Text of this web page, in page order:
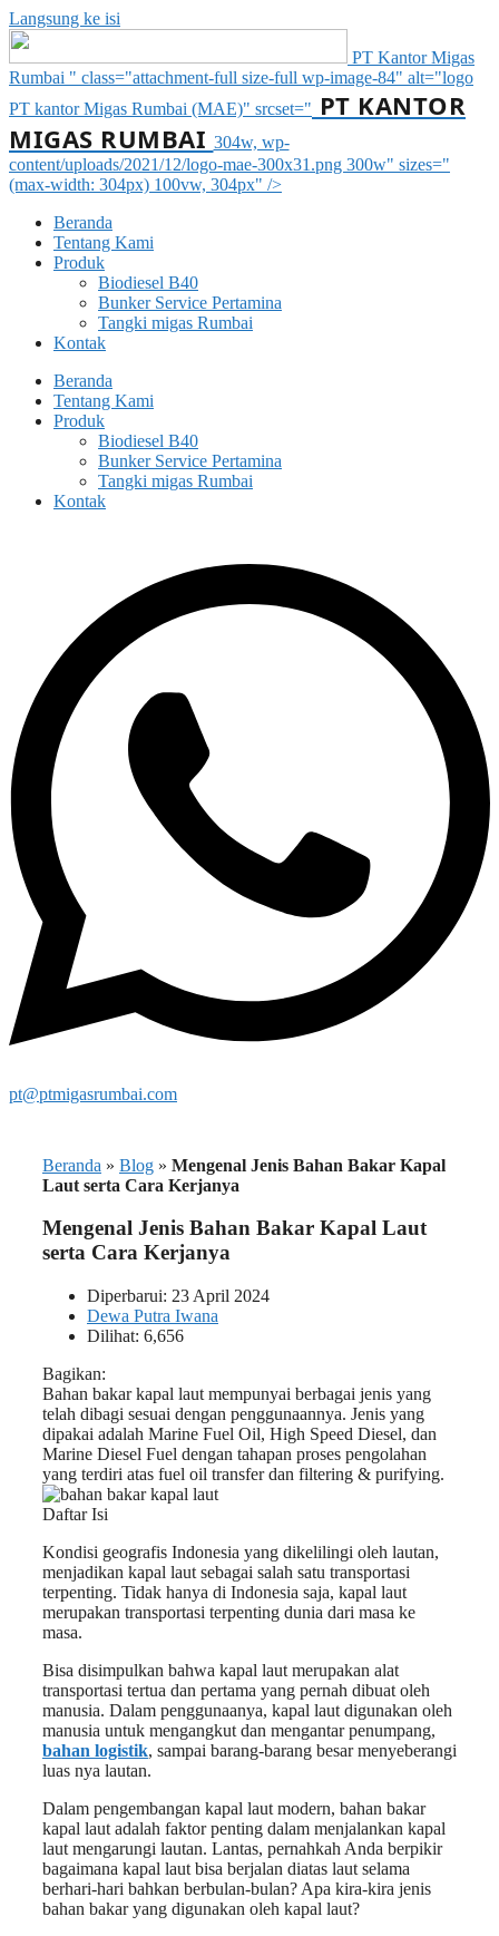
Langsung ke isi
PT Kantor Migas
Rumbai " class="attachment-full size-full wp-image-84" alt="logo
PT kantor Migas Rumbai (MAE)" srcset=" PT KANTOR
MIGAS RUMBAI 304w, wp-
content/uploads/2021/12/logo-mae-300x31.png 300w" sizes="
(max-width: 304px) 100vw, 304px" />
Beranda
Tentang Kami
Produk
Biodiesel B40
Bunker Service Pertamina
Tangki migas Rumbai
Kontak
Beranda
Tentang Kami
Produk
Biodiesel B40
Bunker Service Pertamina
Tangki migas Rumbai
Kontak
pt@ptmigasrumbai.com
Beranda » Blog » Mengenal Jenis Bahan Bakar Kapal
Laut serta Cara Kerjanya
Mengenal Jenis Bahan Bakar Kapal Laut
serta Cara Kerjanya
Diperbarui: 23 April 2024
Dewa Putra Iwana
Dilihat: 6,656
Bagikan:
Bahan bakar kapal laut mempunyai berbagai jenis yang
telah dibagi sesuai dengan penggunaannya. Jenis yang
dipakai adalah Marine Fuel Oil, High Speed Diesel, dan
Marine Diesel Fuel dengan tahapan proses pengolahan
yang terdiri atas fuel oil transfer dan filtering & purifying.
Daftar Isi
Kondisi geografis Indonesia yang dikelilingi oleh lautan,
menjadikan kapal laut sebagai salah satu transportasi
terpenting. Tidak hanya di Indonesia saja, kapal laut
merupakan transportasi terpenting dunia dari masa ke
masa.
Bisa disimpulkan bahwa kapal laut merupakan alat
transportasi tertua dan pertama yang pernah dibuat oleh
manusia. Dalam penggunaanya, kapal laut digunakan oleh
manusia untuk mengangkut dan mengantar penumpang,
bahan logistik, sampai barang-barang besar menyeberangi
luas nya lautan.
Dalam pengembangan kapal laut modern, bahan bakar
kapal laut adalah faktor penting dalam menjalankan kapal
laut mengarungi lautan. Lantas, pernahkah Anda berpikir
bagaimana kapal laut bisa berjalan diatas laut selama
berhari-hari bahkan berbulan-bulan? Apa kira-kira jenis
bahan bakar yang digunakan oleh kapal laut?